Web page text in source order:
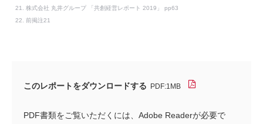
株式会社 丸井グループ 「共創経営レポート 2019」 pp63
前掲注21
このレポートをダウンロードする PDF:1MB
PDF書類をご覧いただくには、Adobe Readerが必要で